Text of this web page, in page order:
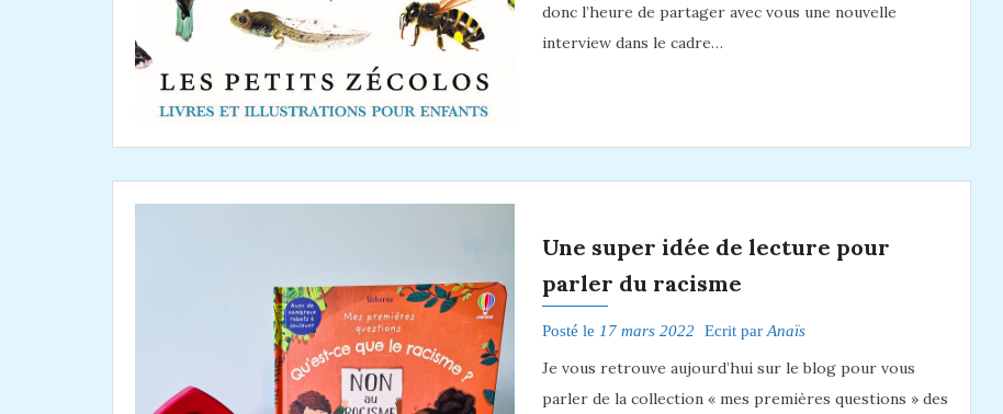
donc l’heure de partager avec vous une nouvelle
interview dans le cadre…
Une super idée de lecture pour
parler du racisme
Posté le 17 mars 2022 Ecrit par Anaïs
Je vous retrouve aujourd’hui sur le blog pour vous
parler de la collection « mes premières questions » des